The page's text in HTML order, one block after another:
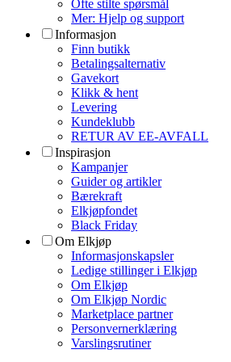
Ofte stilte spørsmål
Mer: Hjelp og support
Informasjon
Finn butikk
Betalingsalternativ
Gavekort
Klikk & hent
Levering
Kundeklubb
RETUR AV EE-AVFALL
Inspirasjon
Kampanjer
Guider og artikler
Bærekraft
Elkjøpfondet
Black Friday
Om Elkjøp
Informasjonskapsler
Ledige stillinger i Elkjøp
Om Elkjøp
Om Elkjøp Nordic
Marketplace partner
Personvernerklæring
Varslingsrutiner